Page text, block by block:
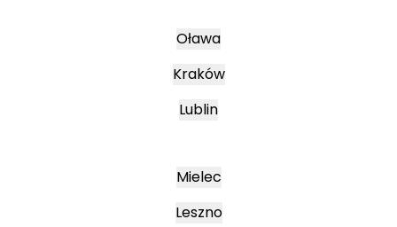
Oława
Kraków
Lublin
Mielec
Leszno